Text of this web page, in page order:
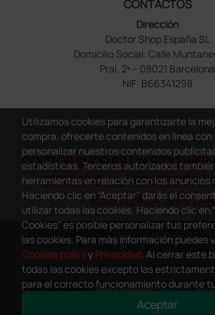
CONTACTOS
Dirección
Doctor Shop España SL
Domicilio Social: Calle
Pral. 2ª – 08021 Barcelona
NIF: B66341298
DOCTOR SHOP ES UN SITIO WEB
DEDICADO A LA PROFESIÓN
ASISTENCIA
Copyright Doctor Shop España 2005-2026 -
reservados - NIF.: B66341298
Utilizamos cookies para garantizarte la
compra, ofrecerte contenidos en línea
personalizar nuestros contenidos
estadísticas. Terceros autorizados
herramientas en relación con los anuncios
Haciendo clic en “Aceptar” darás el
utilizar todas las cookies. Haciendo clic en
Cookies” es posible personalizar tus
las cookies. Para más información puedes
Cookies policyy Privacidad. Al cerrar este
todas las cookies excepto las
para el correcto funcionamiento durante
Aceptar